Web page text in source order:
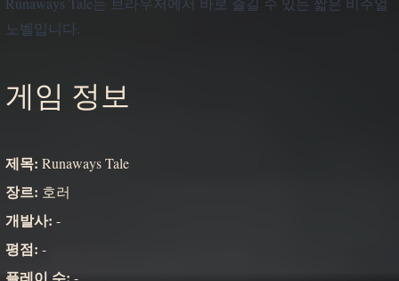
노벨입니다.
게임 정보
제목: Runaways Tale
장르: 호러
개발사: -
평점: -
-